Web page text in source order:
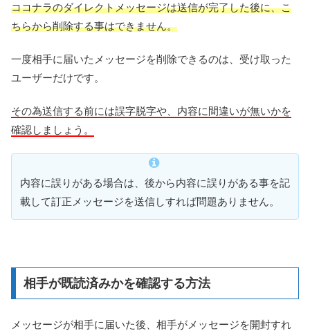
ココナラのダイレクトメッセージは送信が完了した後に、こ
ちらから削除する事はできません。
一度相手に届いたメッセージを削除できるのは、受け取った
ユーザーだけです。
その為送信する前には誤字脱字や、内容に間違いが無いかを
確認しましょう。
内容に誤りがある場合は、後から内容に誤りがある事を記
載して訂正メッセージを送信しすれば問題ありません。
相手が既読済みかを確認する方法
メッセージが相手に届いた後、相手がメッセージを開封すれ